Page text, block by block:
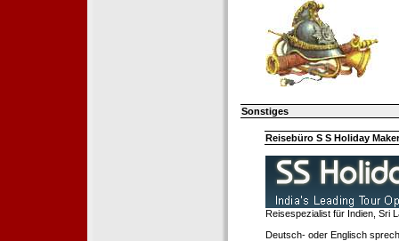
Sonstiges
Reisebüro S S Holiday
Reisespezialist für Indien, Sri
Deutsch- oder Englisch